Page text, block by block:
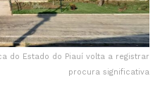
do Estado do Piauí volta a registrar
procura significativa